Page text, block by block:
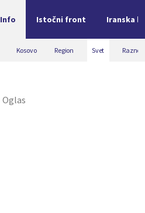
Info Istočni front Iranska
Kosovo Region Svet Razno